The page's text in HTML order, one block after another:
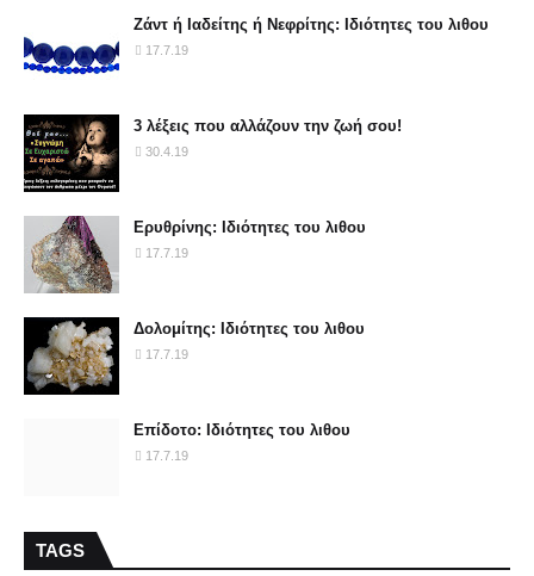
Ζάντ ή Ιαδείτης ή Νεφρίτης: Ιδιότητες του λιθου
17.7.19
3 λέξεις που αλλάζουν την ζωή σου!
30.4.19
Ερυθρίνης: Ιδιότητες του λιθου
17.7.19
Δολομίτης: Ιδιότητες του λιθου
17.7.19
Επίδοτο: Ιδιότητες του λιθου
17.7.19
TAGS